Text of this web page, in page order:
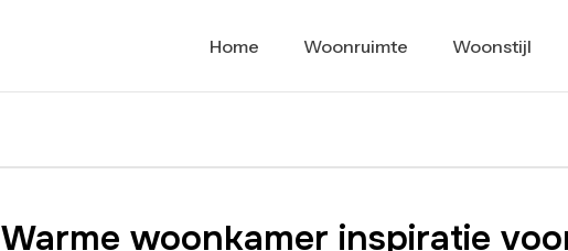
Home Woonruimte Woonstijl
Warme woonkamer inspiratie